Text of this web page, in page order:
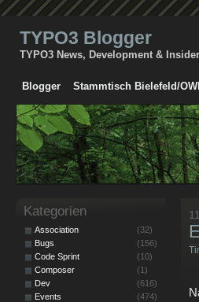
TYPO3 Blogger
TYPO3 News, Development &
Blogger Stammtisch Bielefeld/
Kategorien
Association
(32)
Bugs
(156)
Code Sprint
(10)
Composer
(1)
Dev
(616)
Events
(474)